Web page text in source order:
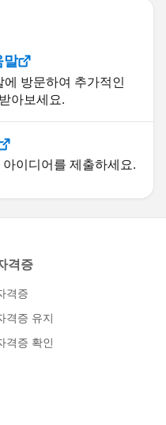
말
방문하여 추가적인
아보세요.
이디어를 제출하세요.